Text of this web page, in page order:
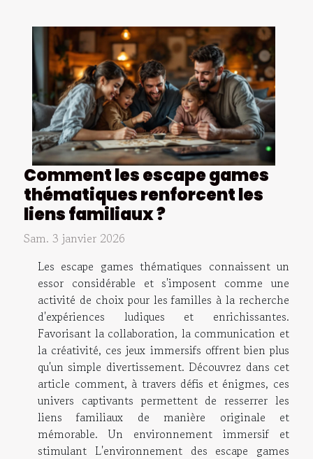
Comment les escape games
thématiques renforcent les
liens familiaux ?
Sam. 3 janvier 2026
Les escape games thématiques connaissent un
essor considérable et s'imposent comme une
activité de choix pour les familles à la recherche
d'expériences ludiques et enrichissantes.
Favorisant la collaboration, la communication et
la créativité, ces jeux immersifs offrent bien plus
qu'un simple divertissement. Découvrez dans cet
article comment, à travers défis et énigmes, ces
univers captivants permettent de resserrer les
liens familiaux de manière originale et
mémorable. Un environnement immersif et
stimulant L'environnement des escape games